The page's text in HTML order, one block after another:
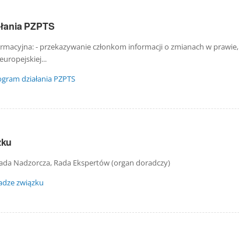
PZPTS
- przekazywanie członkom informacji o zmianach w
działania PZPTS
Nadzorcza, Rada Ekspertów (organ doradczy)
związku